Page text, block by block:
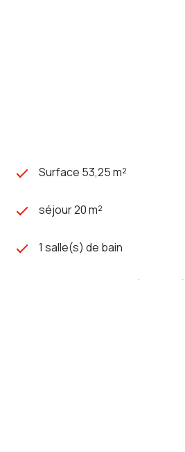
Surface 53,25 m²
séjour 20 m²
1 salle(s) de bain
cuisine américaine (équipée)